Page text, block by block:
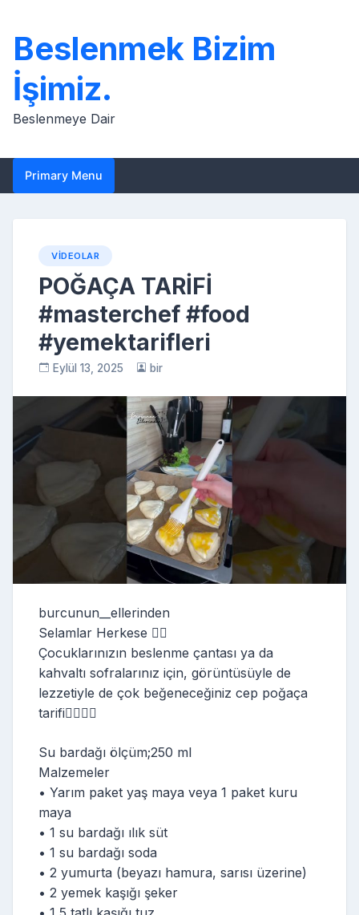
content
Beslenmek Bizim
İşimiz.
Beslenmeye Dair
Primary Menu
VIDEOLAR
POĞAÇA TARİFİ
#masterchef #food
#yemektarifleri
Eylül 13, 2025 bir
burcunun__ellerinden
Selamlar Herkese 🙋‍♀️
Çocuklarınızın beslenme çantası ya da
kahvaltı sofralarınız için, görüntüsüyle de
lezzetiyle de çok beğeneceğiniz cep poğaça
tarifi👇🏻👇🏻
Su bardağı ölçüm;250 ml
Malzemeler
• Yarım paket yaş maya veya 1 paket kuru
maya
• 1 su bardağı ılık süt
• 1 su bardağı soda
• 2 yumurta (beyazı hamura, sarısı üzerine)
• 2 yemek kaşığı şeker